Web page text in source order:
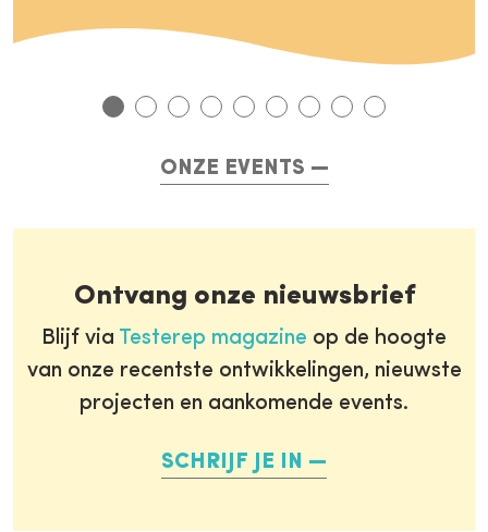
ONZE EVENTS
Ontvang onze nieuwsbrief
Blijf via Testerep magazine op de hoogte
van onze recentste ontwikkelingen, nieuwste
projecten en aankomende events.
SCHRIJF JE IN